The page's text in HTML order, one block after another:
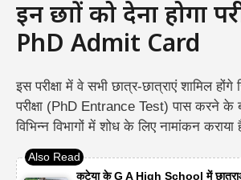
इन छात्रों को देना होगा
PhD Admit Card
इस परीक्षा में वे सभी छात्र-छात्राएं शामिल होंगे
परीक्षा (PhD Entrance Test) पास करने के
विभिन्न विभागों में शोध के लिए नामांकन कराया
कटेया के G A High School में